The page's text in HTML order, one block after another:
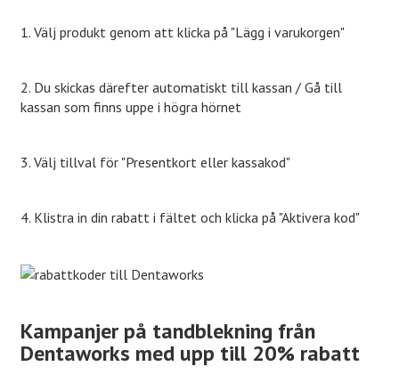
1. Välj produkt genom att klicka på "Lägg i varukorgen"
2. Du skickas därefter automatiskt till kassan / Gå till
kassan som finns uppe i högra hörnet
3. Välj tillval för "Presentkort eller kassakod"
4. Klistra in din rabatt i fältet och klicka på "Aktivera kod"
Kampanjer på tandblekning från
Dentaworks med upp till 20% rabatt